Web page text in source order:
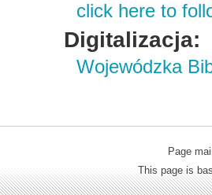
click here to
Digitalizacja:
Wojewódzka
Page
This page is